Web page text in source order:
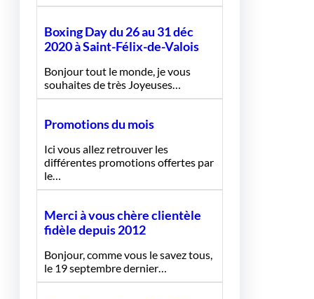
Boxing Day du 26 au 31 déc
2020 à Saint-Félix-de-Valois
Bonjour tout le monde, je vous
souhaites de très Joyeuses…
Promotions du mois
Ici vous allez retrouver les
différentes promotions offertes par
le…
Merci à vous chère clientèle
fidèle depuis 2012
Bonjour, comme vous le savez tous,
le 19 septembre dernier…